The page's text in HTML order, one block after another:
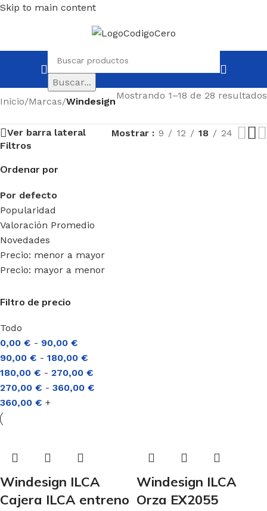
Skip to main content
Buscar...
Inicio/Marcas/Windesign
Mostrando 1–18 de 28 resultados
Ver barra lateral Mostrar 9 12 18
24
Filtros
Ordenar por
Por defecto
Popularidad
Valoración Promedio
Novedades
Precio: menor a mayor
Precio: mayor a menor
Filtro de precio
Todo
0,00 € - 90,00 €
90,00 € - 180,00 €
180,00 € - 270,00 €
270,00 € - 360,00 €
360,00 € +
Windesign ILCA
Cajera ILCA entreno
Windesign ILCA
Orza EX2055